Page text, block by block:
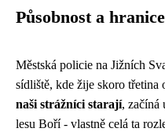
Působnost a
Městská policie na Jižních
sídliště, kde žije skoro třetina
naši strážníci starají, začíná
lesu Boří - vlastně celá ta